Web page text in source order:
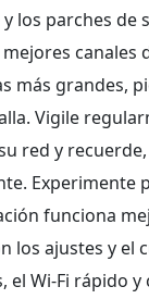
los parches de
canales
más grandes,
Vigile
red y
Experimente
funciona
los ajustes y el
el Wi-Fi rápido y